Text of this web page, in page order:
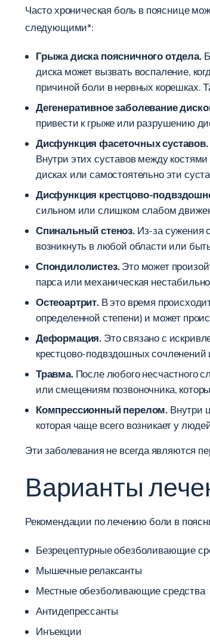
Часто хроническая боль в пояснице
следующими*:
Грыжа диска поясничного отдела.
диска может вызвать воспаление,
причиной боли в нервных корешках.
Дегенеративное заболевание
привести к грыже или разрушению
Дисфункция фасеточных суставов.
Внутри этих суставов между
дисках или самостоятельно эти
Дисфункция крестцово-
сильном или слишком слабом
Спинальный стеноз.Из-за сужения
возникнуть в любой области или
Спондилолистез.Это может
парса или механическая
Остеоартрит.В это время
определенной степени) и может
Деформация. Это связано с
крестцово-подвздошных сочленений
Травма.После любого несчастного
или смещениям позвоночника,
Компрессионный перелом. Внутри
которая чаще всего возникает у
Эти заболевания не всегда являются
Варианты
Рекомендации по лечению боли в
Безрецептурные обезболивающие
Мышечные релаксанты
Местные обезболивающие средства
Антидепрессанты
Инъекции